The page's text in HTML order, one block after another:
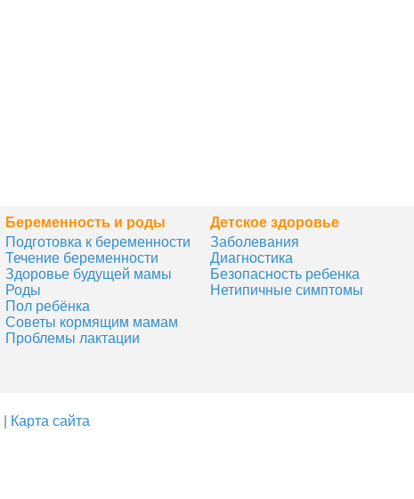
Беременность и роды
Подготовка к беременности
Течение беременности
Здоровье будущей мамы
Роды
Пол ребёнка
Советы кормящим мамам
Проблемы лактации
Детское здоровье
Заболевания
Диагностика
Безопасность ребенка
Нетипичные симптомы
Карта сайта